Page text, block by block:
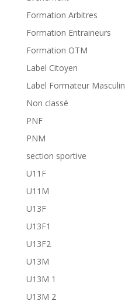
Formation Arbitres
Formation Entraineurs
Formation OTM
Label Citoyen
Label Formateur Masculin
Non classé
PNF
PNM
section sportive
U11F
U11M
U13F
U13F1
U13F2
U13M
U13M 1
U13M 2